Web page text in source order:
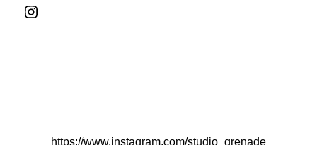
Instagram
https://www.instagram.com/studio_grenade